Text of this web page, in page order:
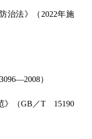
治法》（2022年施
）
》（GB／T 15190